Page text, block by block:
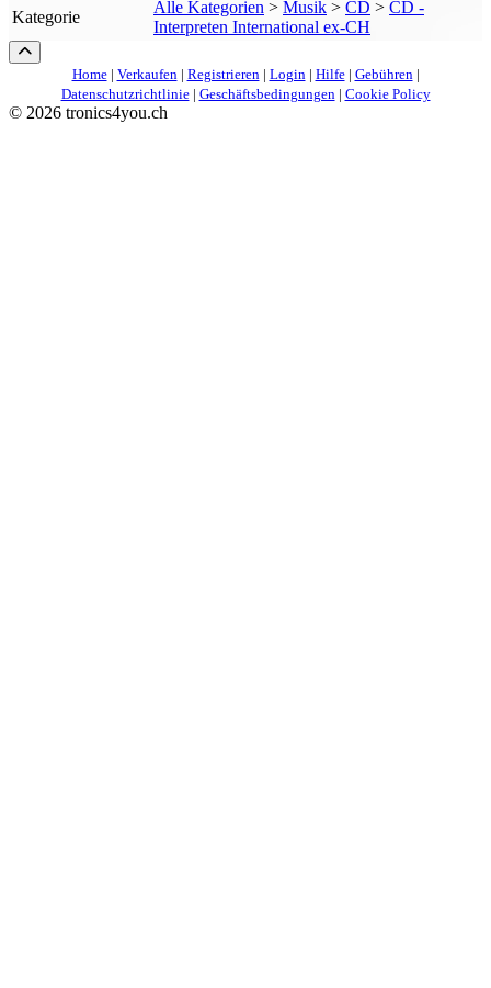
Kategorie
Alle Kategorien > Musik > CD > CD -
Interpreten International ex-CH
Home| Verkaufen| Registrieren| Login| Hilfe| Gebühren|
Datenschutzrichtlinie| Geschäftsbedingungen| Cookie Policy
© 2026 tronics4you.ch